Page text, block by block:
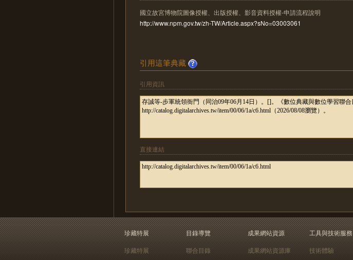
國立故宮博物院圖像授權、出版授權、影音資料授權-申請流程說明
http://www.npm.gov.tw/zh-TW/Article.aspx?sNo=03003061
引用這筆典藏
引用資訊
直接連結
珍藏特展
珍藏特展
目錄導覽
聯合目錄
成果網站資源
成果網站資源庫
工具與技術服務
技術體驗